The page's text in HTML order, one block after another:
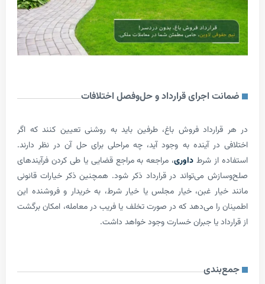
اجرای قرارداد و حل‌وفصل اختلافات
فروش باغ، طرفین باید به روشنی تعیین کنند که اگر
آینده به وجود آید، چه مراحلی برای حل آن در نظر دارند.
از شرطداوری ، مراجعه به مراجع قضایی یا طی کردن فرآیندهای
می‌تواند در قرارداد ذکر شود. همچنین ذکر خیارات قانونی
غبن، خیار مجلس یا خیار شرط، به خریدار و فروشنده این
می‌دهد که در صورت تخلف یا فریب در معامله، امکان برگشت
یا جبران خسارت وجود خواهد داشت.